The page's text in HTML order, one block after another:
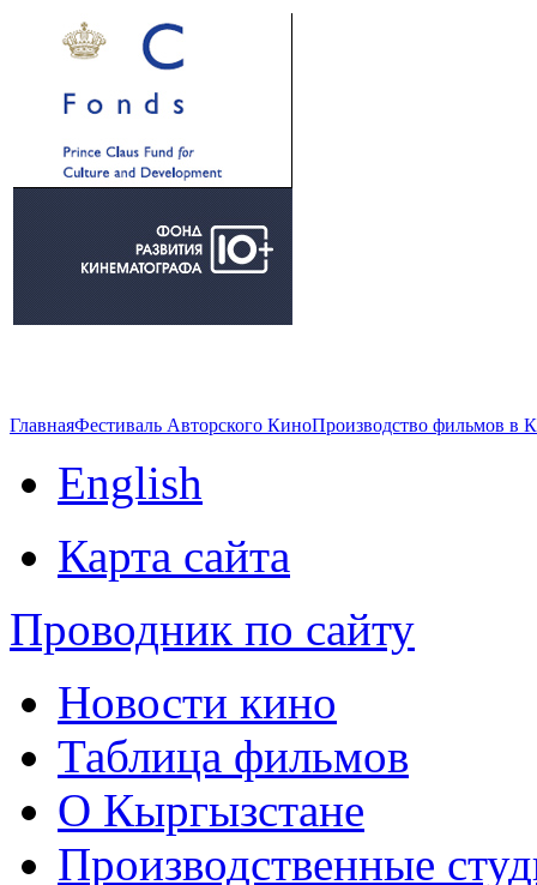
ГлавнаяФестиваль Авторского КиноПроизводство фильмов в
English
Карта сайта
Проводник по сайту
Новости кино
Таблица фильмов
О Кыргызстане
Производственные